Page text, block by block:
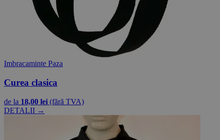
Imbracaminte Paza
Curea clasica
de la 18,00 lei (fără TVA)
DETALII →